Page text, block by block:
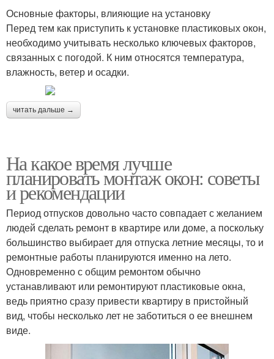
Основные факторы, влияющие на установку
Перед тем как приступить к установке пластиковых окон,
необходимо учитывать несколько ключевых факторов,
связанных с погодой. К ним относятся температура,
влажность, ветер и осадки.
читать дальше →
На какое время лучше
планировать монтаж окон: советы
и рекомендации
Период отпусков довольно часто совпадает с желанием
людей сделать ремонт в квартире или доме, а поскольку
большинство выбирает для отпуска летние месяцы, то и
ремонтные работы планируются именно на лето.
Одновременно с общим ремонтом обычно
устанавливают или ремонтируют пластиковые окна,
ведь приятно сразу привести квартиру в пристойный
вид, чтобы несколько лет не заботиться о ее внешнем
виде.